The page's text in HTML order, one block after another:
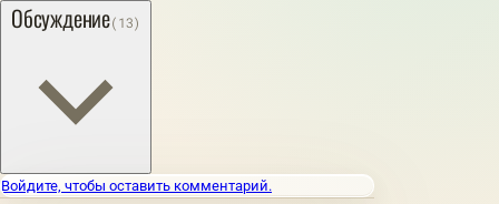
Обсуждение(13)
Войдите, чтобы оставить комментарий.